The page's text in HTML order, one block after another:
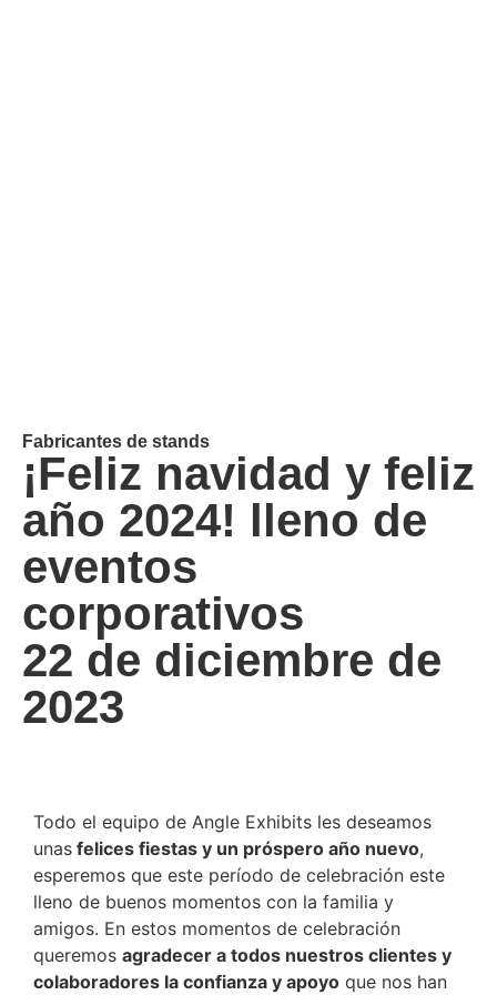
Fabricantes de stands
¡Feliz navidad y feliz
año 2024! lleno de
eventos
corporativos
22 de diciembre de
2023
Todo el equipo de Angle Exhibits les deseamos
unas felices fiestas y un próspero año nuevo,
esperemos que este período de celebración este
lleno de buenos momentos con la familia y
amigos. En estos momentos de celebración
queremos agradecer a todos nuestros clientes y
colaboradores la confianza y apoyo que nos han